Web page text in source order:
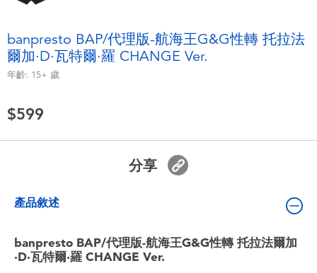
毛毛公仔玩具
banpresto BAP/代理版-航海王G&G性轉 托拉法
爾加·D·瓦特爾·羅 CHANGE Ver.
年齡: 15+ 歲
$599
分享
產品敘述
banpresto BAP/代理版-航海王G&G性轉 托拉法爾加
·D·瓦特爾·羅 CHANGE Ver.